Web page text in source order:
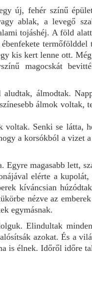
új, fehér színű
ablak, a levegő
tojáshéj. A föld
kis kert lenne ott.
magocskát
álmodtak.
álmok voltak,
Senki se látta,
a korsókból a vizet
Egyre magasabb lett,
elérte a
kíváncsian
nézve az
egymásnak.
Elindultak
azokat. És a
is élnek. Időről időre